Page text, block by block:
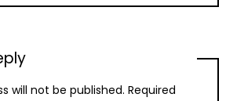
will not be published. Required